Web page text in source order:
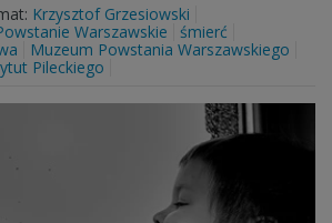
Krzysztof Grzesiowski
Warszawskie
śmierć
Muzeum Powstania Warszawskiego
Pileckiego